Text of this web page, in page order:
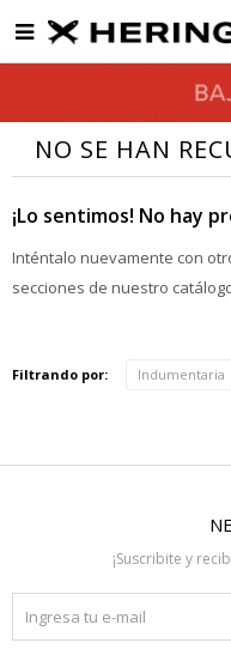

NO SE HAN
¡Lo sentimos! No hay
Inténtalo nuevamente con
secciones de nuestro
Filtrando por: Indumentaria
¡Suscribite y